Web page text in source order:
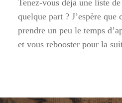
Tenez-vous déjà une liste
quelque part ? J’espère que
prendre un peu le temps
et vous rebooster pour la